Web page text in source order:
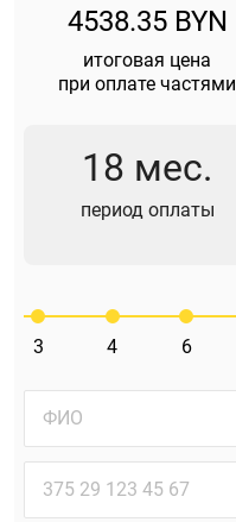
4538.35 BYN
итоговая цена
при оплате частями
18 мес.
период оплаты
6
4
3